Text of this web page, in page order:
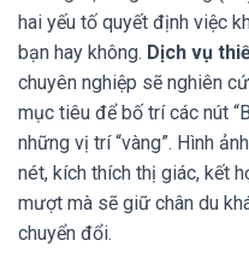
hai yếu tố quyết định việc
bạn hay không. Dịch vụ
chuyên nghiệp sẽ nghiên
mục tiêu để bố trí các nút
những vị trí “vàng”. Hình
nét, kích thích thị giác, kết
mượt mà sẽ giữ chân du
chuyển đổi.